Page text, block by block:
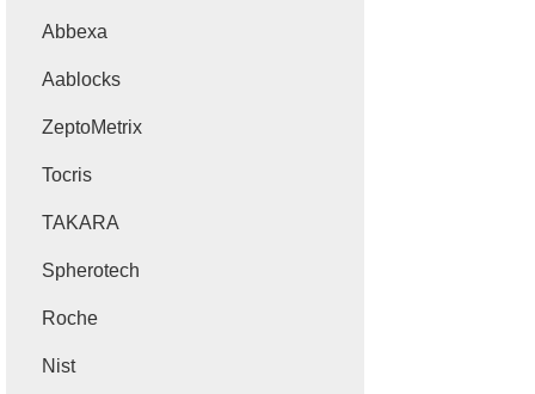
Abbexa
Aablocks
ZeptoMetrix
Tocris
TAKARA
Spherotech
Roche
Nist